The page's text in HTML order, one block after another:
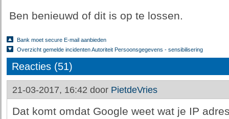
Ben benieuwd of dit is op te lossen.
Bank moet secure E-mail aanbieden
Overzicht gemelde incidenten Autoriteit Persoonsgegevens - sensibilisering
Reacties (51)
21-03-2017, 16:42 door PietdeVries
Dat komt omdat Google weet wat je IP